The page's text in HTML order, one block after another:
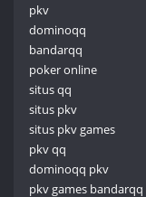
pkv
dominoqq
bandarqq
poker online
situs qq
situs pkv
situs pkv games
pkv qq
dominoqq pkv
pkv games bandarqq